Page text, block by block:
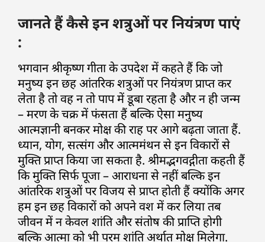
जानते हैं कैसे इन शत्रुओं पर नियंत्रण पाएं
:
भगवान श्रीकृष्ण गीता के उपदेश में कहते हैं कि जो
मनुष्य इन छह आंतरिक शत्रुओं पर नियंत्रण प्राप्त कर
लेता है तो वह न तो पाप में डूबा रहता है और न ही जन्म
– मरण के चक्र में फंसता हैं बल्कि ऐसा मनुष्य
आत्मज्ञानी बनकर मोक्ष की राह पर आगे बढ़ता जाता हैं.
ध्यान, योग, सत्संग और आत्ममंथन से इन विकारों से
मुक्ति प्राप्त किया जा सकता है. श्रीमद्भगवद्गीता कहती हैं
कि मुक्ति सिर्फ पूजा – आराधना से नहीं बल्कि इन
आंतरिक शत्रुओं पर विजय से प्राप्त होती हैं क्योंकि अगर
हम इन छह विकारों को अपने वश में कर लिया तब
जीवन में न केवल शांति और संतोष की प्राप्ति होगी
बल्कि आत्मा को भी परम शांति अर्थात मोक्ष मिलेगा.